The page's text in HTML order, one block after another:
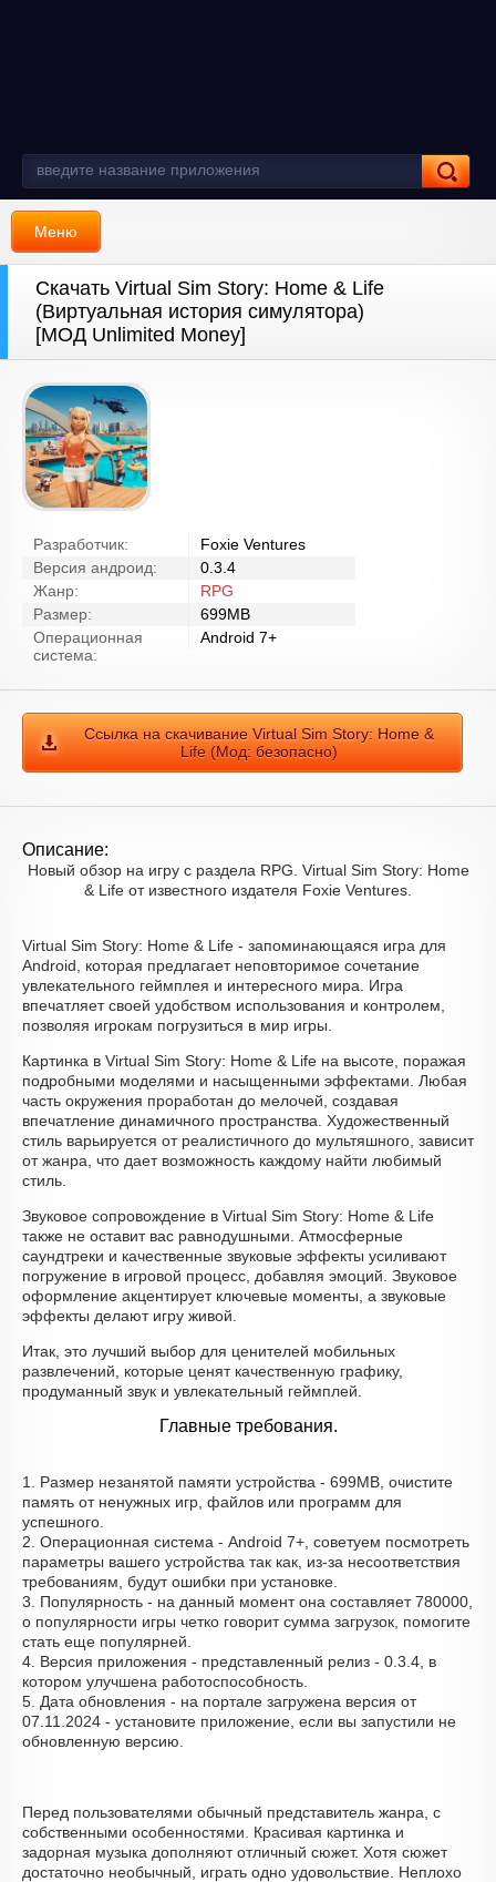
Меню
Скачать Virtual Sim Story: Home & Life
(Виртуальная история симулятора)
[МОД Unlimited Money]
Разработчик:
Foxie Ventures
Версия андроид:
0.3.4
Жанр:
RPG
Размер:
699MB
Операционная
система:
Android 7+
Ссылка на скачивание Virtual Sim Story: Home &
Life (Мод: безопасно)
Описание:
Новый обзор на игру с раздела RPG. Virtual Sim Story: Home
& Life от известного издателя Foxie Ventures.
Virtual Sim Story: Home & Life - запоминающаяся игра для
Android, которая предлагает неповторимое сочетание
увлекательного геймплея и интересного мира. Игра
впечатляет своей удобством использования и контролем,
позволяя игрокам погрузиться в мир игры.
Картинка в Virtual Sim Story: Home & Life на высоте, поражая
подробными моделями и насыщенными эффектами. Любая
часть окружения проработан до мелочей, создавая
впечатление динамичного пространства. Художественный
стиль варьируется от реалистичного до мультяшного, зависит
от жанра, что дает возможность каждому найти любимый
стиль.
Звуковое сопровождение в Virtual Sim Story: Home & Life
также не оставит вас равнодушными. Атмосферные
саундтреки и качественные звуковые эффекты усиливают
погружение в игровой процесс, добавляя эмоций. Звуковое
оформление акцентирует ключевые моменты, а звуковые
эффекты делают игру живой.
Итак, это лучший выбор для ценителей мобильных
развлечений, которые ценят качественную графику,
продуманный звук и увлекательный геймплей.
Главные требования.
1. Размер незанятой памяти устройства - 699MB, очистите
память от ненужных игр, файлов или программ для
успешного.
2. Операционная система - Android 7+, советуем посмотреть
параметры вашего устройства так как, из-за несоответствия
требованиям, будут ошибки при установке.
3. Популярность - на данный момент она составляет 780000,
о популярности игры четко говорит сумма загрузок, помогите
стать еще популярней.
4. Версия приложения - представленный релиз - 0.3.4, в
котором улучшена работоспособность.
5. Дата обновления - на портале загружена версия от
07.11.2024 - установите приложение, если вы запустили не
обновленную версию.
Перед пользователями обычный представитель жанра, с
собственными особенностями. Красивая картинка и
задорная музыка дополняют отличный сюжет. Хотя сюжет
достаточно необычный, играть одно удовольствие. Неплохо